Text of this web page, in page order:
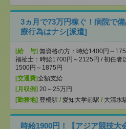
3ヵ月で73万円稼ぐ！病院で
療行為はナシ[派遣]
[給 与] 無資格の方：時給1400円～
福祉士：時給1700円～2125円 / 初任者
1500円～1875円
[交通費]全額支給
[月収例] 20～25万円
[勤務地] 豊橋駅 / 愛知大学前駅 / 大清水
時給1900円！【アジア競技大